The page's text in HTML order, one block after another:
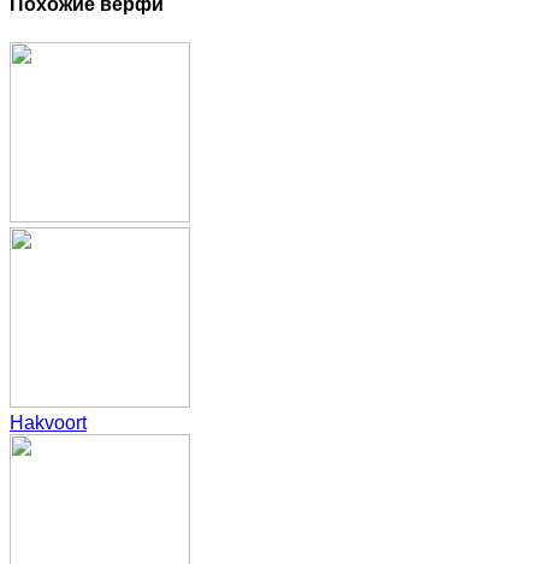
Похожие верфи
Hakvoort